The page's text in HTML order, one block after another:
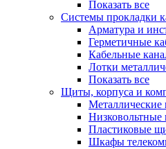
Показать все
Системы прокладки
Арматура и
Герметичные
Кабельные
Лотки
Показать все
Щиты, корпуса и
Пластиковые
Шкафы